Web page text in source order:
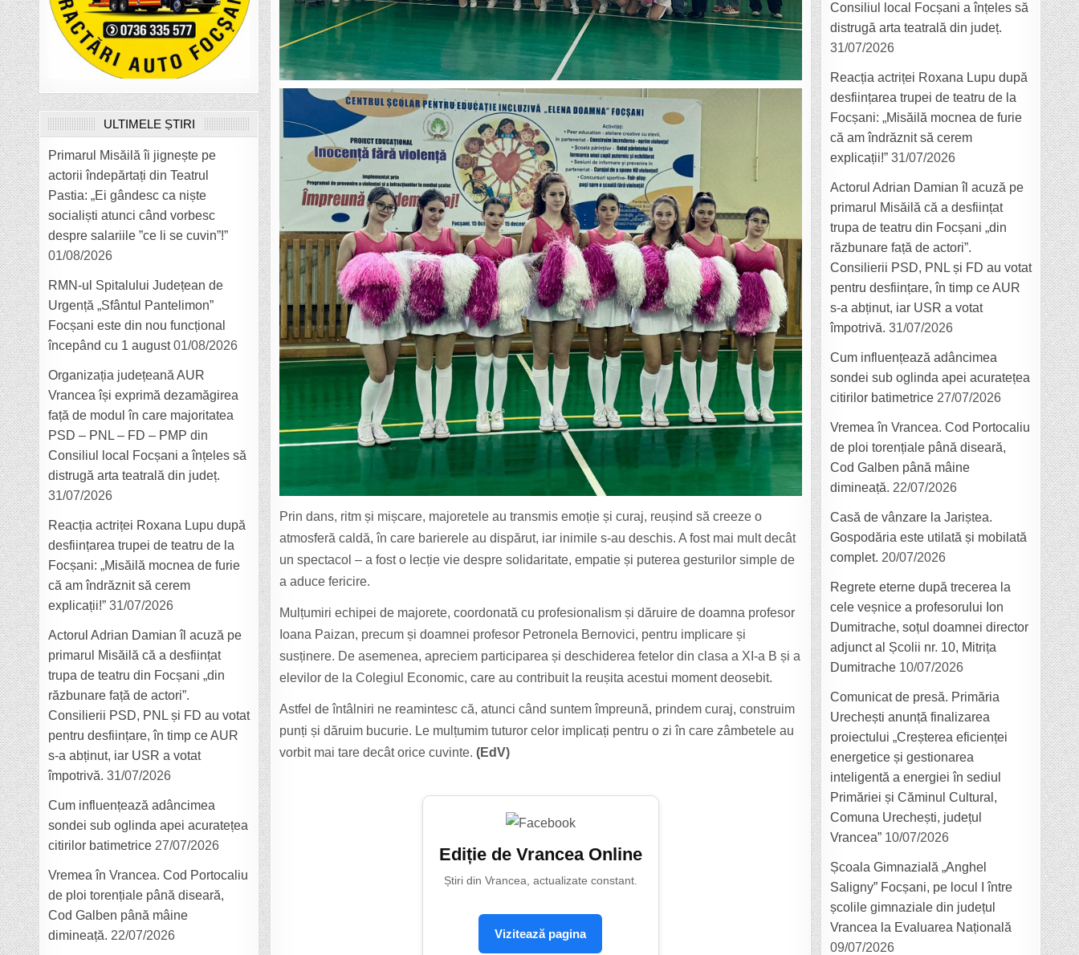
Prin dans, ritm și mișcare, majoretele au transmis emoție și curaj, reușind să creeze o
atmosferă caldă, în care barierele au dispărut, iar inimile s-au deschis. A fost mai mult decât
un spectacol – a fost o lecție vie despre solidaritate, empatie și puterea gesturilor simple de
a aduce fericire.
Mulțumiri echipei de majorete, coordonată cu profesionalism și dăruire de doamna profesor
Ioana Paizan, precum și doamnei profesor Petronela Bernovici, pentru implicare și
susținere. De asemenea, apreciem participarea și deschiderea fetelor din clasa a XI-a B și a
elevilor de la Colegiul Economic, care au contribuit la reușita acestui moment deosebit.
Astfel de întâlniri ne reamintesc că, atunci când suntem împreună, prindem curaj, construim
punți și dăruim bucurie. Le mulțumim tuturor celor implicați pentru o zi în care zâmbetele au
vorbit mai tare decât orice cuvinte. (EdV)
Ediție de Vrancea Online
Știri din Vrancea, actualizate constant.
Vizitează pagina
ULTIMELE ȘTIRI
Primarul Misăilă îi jignește pe
actorii îndepărtați din Teatrul
Pastia: „Ei gândesc ca niște
socialiști atunci când vorbesc
despre salariile ”ce li se cuvin”!”
01/08/2026
RMN-ul Spitalului Județean de
Urgență „Sfântul Pantelimon”
Focșani este din nou funcțional
începând cu 1 august 01/08/2026
Organizația județeană AUR
Vrancea își exprimă dezamăgirea
față de modul în care majoritatea
PSD – PNL – FD – PMP din
Consiliul local Focșani a înțeles să
distrugă arta teatrală din județ.
31/07/2026
Reacția actriței Roxana Lupu după
desființarea trupei de teatru de la
Focșani: „Misăilă mocnea de furie
că am îndrăznit să cerem
explicații!” 31/07/2026
Actorul Adrian Damian îl acuză pe
primarul Misăilă că a desființat
trupa de teatru din Focșani „din
răzbunare față de actori”.
Consilierii PSD, PNL și FD au votat
pentru desființare, în timp ce AUR
s-a abținut, iar USR a votat
împotrivă. 31/07/2026
Cum influențează adâncimea
sondei sub oglinda apei acuratețea
citirilor batimetrice 27/07/2026
Vremea în Vrancea. Cod Portocaliu
de ploi torențiale până diseară,
Cod Galben până mâine
dimineață. 22/07/2026
Consiliul local Focșani a înțeles să
distrugă arta teatrală din județ.
31/07/2026
Reacția actriței Roxana Lupu după
desființarea trupei de teatru de la
Focșani: „Misăilă mocnea de furie
că am îndrăznit să cerem
explicații!” 31/07/2026
Actorul Adrian Damian îl acuză pe
primarul Misăilă că a desființat
trupa de teatru din Focșani „din
răzbunare față de actori”.
Consilierii PSD, PNL și FD au votat
pentru desființare, în timp ce AUR
s-a abținut, iar USR a votat
împotrivă. 31/07/2026
Cum influențează adâncimea
sondei sub oglinda apei acuratețea
citirilor batimetrice 27/07/2026
Vremea în Vrancea. Cod Portocaliu
de ploi torențiale până diseară,
Cod Galben până mâine
dimineață. 22/07/2026
Casă de vânzare la Jariștea.
Gospodăria este utilată și mobilată
complet. 20/07/2026
Regrete eterne după trecerea la
cele veșnice a profesorului Ion
Dumitrache, soțul doamnei director
adjunct al Școlii nr. 10, Mitrița
Dumitrache 10/07/2026
Comunicat de presă. Primăria
Urechești anunță finalizarea
proiectului „Creșterea eficienței
energetice și gestionarea
inteligentă a energiei în sediul
Primăriei și Căminul Cultural,
Comuna Urechești, județul
Vrancea” 10/07/2026
Școala Gimnazială „Anghel
Saligny” Focșani, pe locul I între
școlile gimnaziale din județul
Vrancea la Evaluarea Națională
09/07/2026